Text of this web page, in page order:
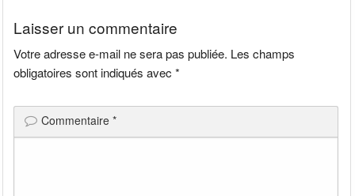
Laisser un commentaire
Votre adresse e-mail ne sera pas publiée. Les champs
obligatoires sont indiqués avec*
Commentaire*